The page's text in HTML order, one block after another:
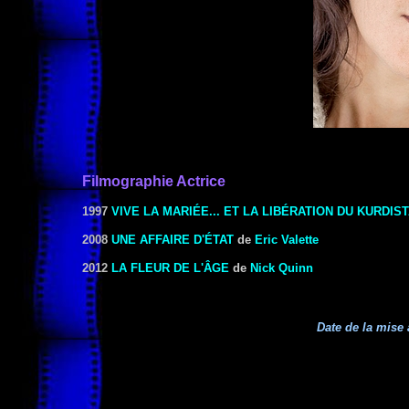
Filmographie Actrice
1997 VIVE LA MARIÉE... ET LA LIBÉRATION DU
2008 UNE AFFAIRE D'ÉTAT de Eric Valette
2012 LA FLEUR DE L'ÂGE de Nick Quinn
Date de la